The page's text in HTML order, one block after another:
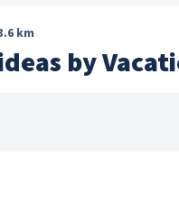
km
by